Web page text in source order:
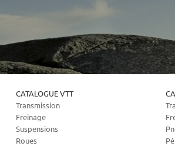
CATALOGUE VTT
Transmission
Freinage
Suspensions
Roues